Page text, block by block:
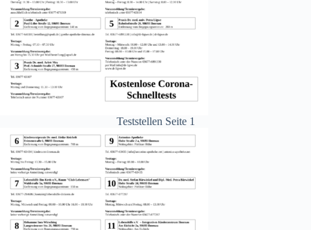
Teststellen Seite 1